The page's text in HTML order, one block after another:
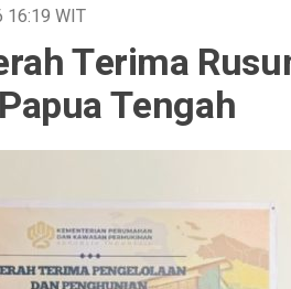
16:19 WIT
Terima
Tengah